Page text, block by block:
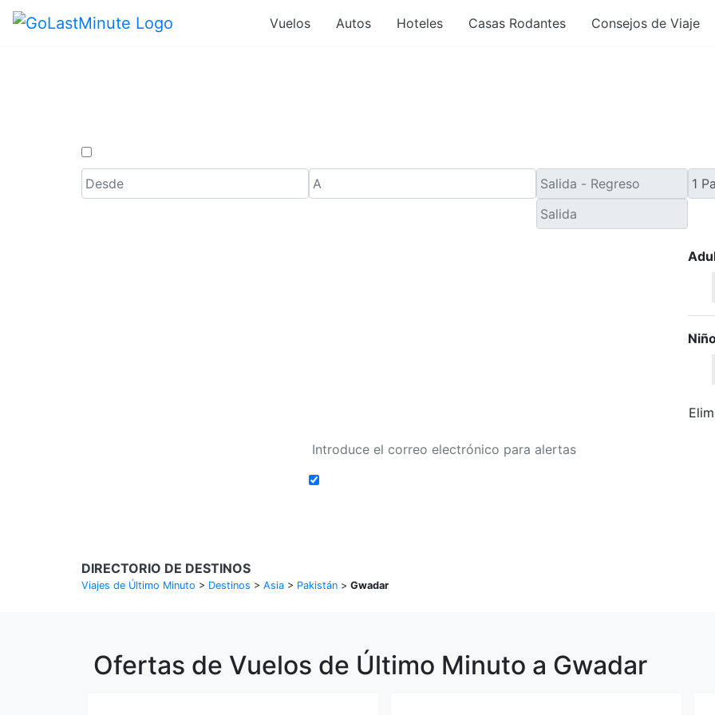
Vuelos Autos Hoteles Casas Rodantes Consejos de Viaje
DIRECTORIO DE DESTINOS
Viajes de Último Minuto > Destinos > Asia > Pakistán > Gwadar
Ofertas de Vuelos de Último Minuto a Gwadar